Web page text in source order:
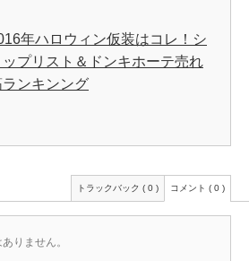
年ハロウィン仮装はコレ！シ
ップリスト＆ドンキホーテ売れ
ランキンング
トラックバック ( 0 ) コメント ( 0 )
りません。